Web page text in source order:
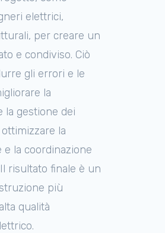
elettrici,
per creare un
e condiviso. Ciò
gli errori e le
la
la gestione dei
la
e la coordinazione
risultato finale è un
più
qualità